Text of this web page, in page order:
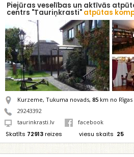
Piejūras veselības un aktīvās
centrs "Tauriņkrasti" atpūtas
Kurzeme, Tukuma novads, 85 km no Rīgas
29243392
taurinkrasti.lv
facebook
Skatīts 72913reizes viesu skaits 25